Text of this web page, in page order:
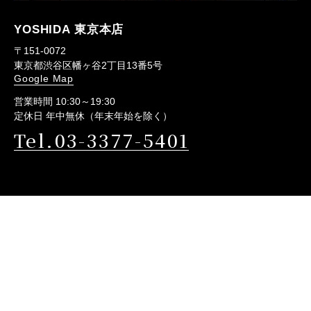
YOSHIDA 東京本店
〒151-0072
東京都渋谷区幡ヶ谷2丁目13番5号
Google Map
営業時間 10:30～19:30
定休日 年中無休（年末年始を除く）
Tel.03-3377-5401